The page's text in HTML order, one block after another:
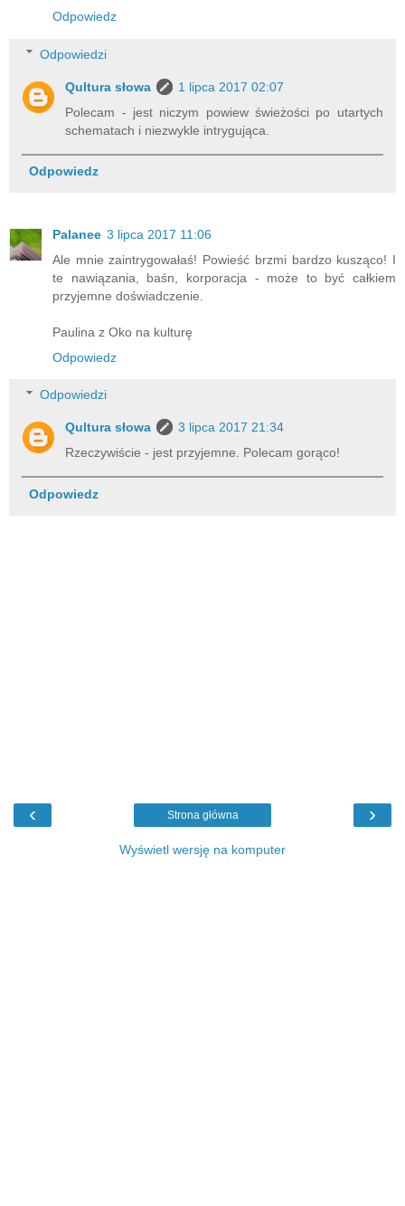
Odpowiedz
Odpowiedzi
Qultura słowa
1 lipca 2017 02:07
Polecam - jest niczym powiew świeżości po utartych
schematach i niezwykle intrygująca.
Odpowiedz
Palanee 3 lipca 2017 11:06
Ale mnie zaintrygowałaś! Powieść brzmi bardzo kusząco! I
te nawiązania, baśn, korporacja - może to być całkiem
przyjemne doświadczenie.
Paulina z Oko na kulturę
Odpowiedz
Odpowiedzi
Qultura słowa
3 lipca 2017 21:34
Rzeczywiście - jest przyjemne. Polecam gorąco!
Odpowiedz
‹ ›
Strona główna
Wyświetl wersję na komputer